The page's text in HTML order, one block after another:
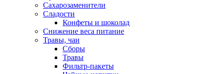
Сахарозаменители
Сладости
Конфеты и шоколад
Снижение веса питание
Травы, чаи
Сборы
Травы
Фильтр-пакеты